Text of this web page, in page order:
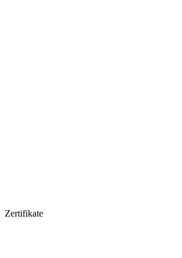
Zertifikate